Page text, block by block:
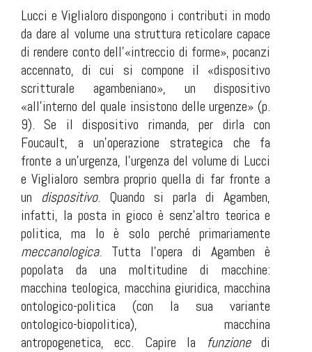
Lucci e Viglialoro dispongono i contributi in modo
da dare al volume una struttura reticolare capace
di rendere conto dell’«intreccio di forme», pocanzi
accennato, di cui si compone il «dispositivo
scritturale agambeniano», un dispositivo
«all’interno del quale insistono delle urgenze» (p.
9). Se il dispositivo rimanda, per dirla con
Foucault, a un’operazione strategica che fa
fronte a un’urgenza, l’urgenza del volume di Lucci
e Viglialoro sembra proprio quella di far fronte a
un dispositivo. Quando si parla di Agamben,
infatti, la posta in gioco è senz’altro teorica e
politica, ma lo è solo perché primariamente
meccanologica. Tutta l’opera di Agamben è
popolata da una moltitudine di macchine:
macchina teologica, macchina giuridica, macchina
ontologico-politica (con la sua variante
ontologico-biopolitica), macchina
antropogenetica, ecc. Capire la funzionedi